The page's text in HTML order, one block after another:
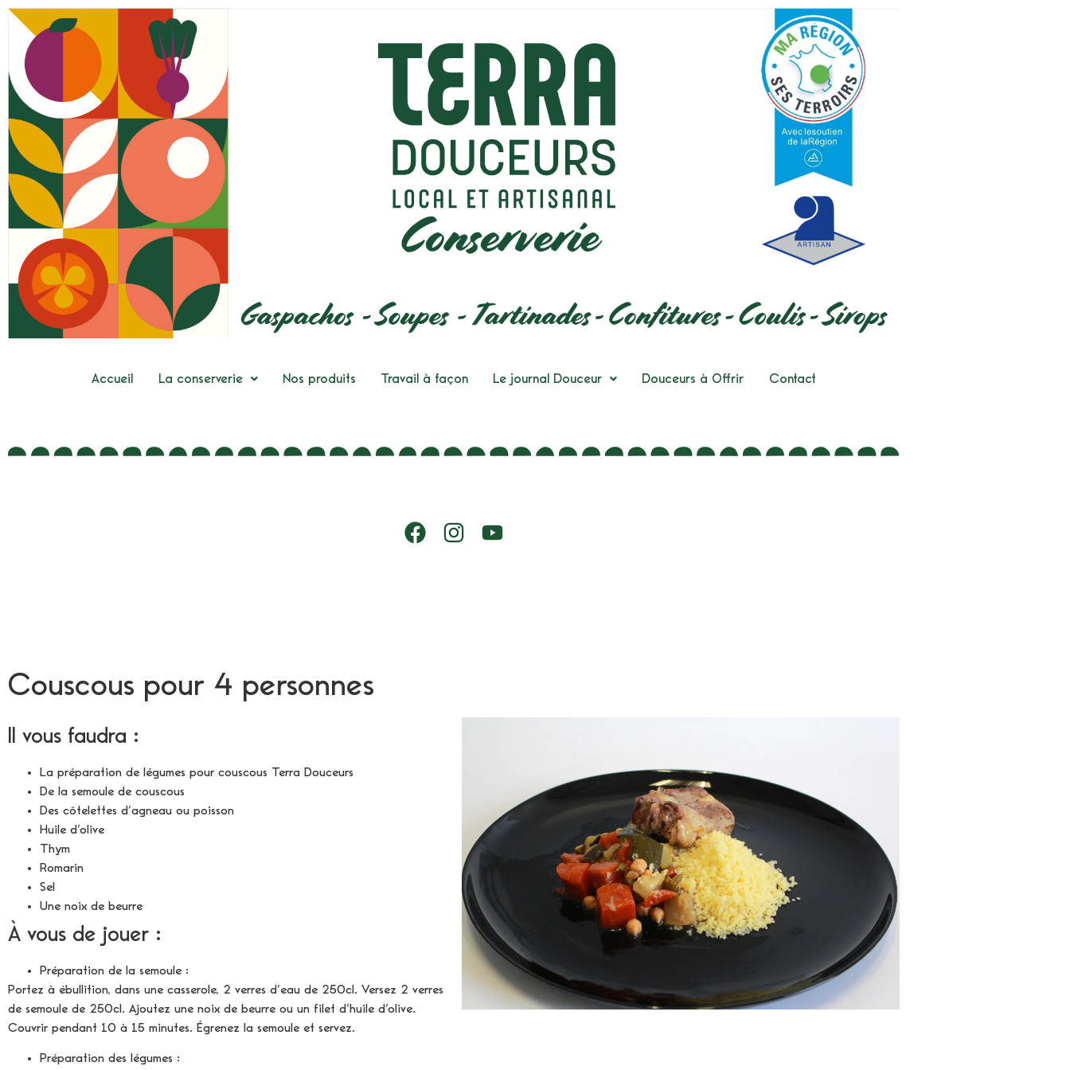
Accueil La conserverie Nos produits Travail à façon Le journal Douceur Douceurs à Offrir Contact
Couscous pour 4 personnes
Il vous faudra :
La préparation de légumes pour couscous Terra Douceurs
De la semoule de couscous
Des côtelettes d’agneau ou poisson
Huile d’olive
Thym
Romarin
Sel
Une noix de beurre
À vous de jouer :
Préparation de la semoule :
Portez à ébullition, dans une casserole, 2 verres d’eau de 250cl. Versez 2 verres
de semoule de 250cl. Ajoutez une noix de beurre ou un filet d’huile d’olive.
Couvrir pendant 10 à 15 minutes. Égrenez la semoule et servez.
Préparation des légumes :